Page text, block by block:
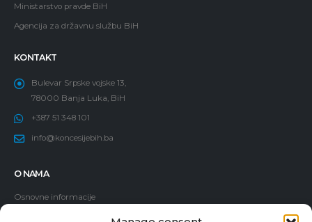
Ministarstvo pravde BiH
Agencija za državnu službu BiH
KONTAKT
Bulevar Srpske vojske 13,
78000 Banja Luka, BiH
+387 51 348 101
info@koncesijebih.ba
O NAMA
Osnovne informacije